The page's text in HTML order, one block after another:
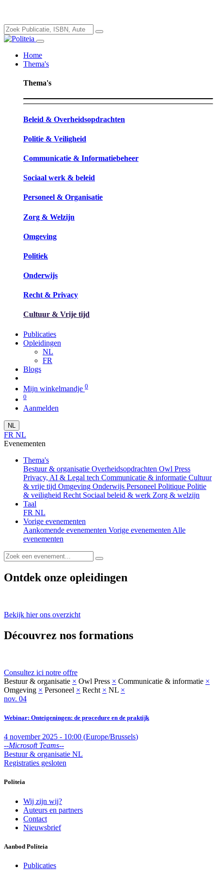
Home
Thema's
Thema's
Beleid & Overheidsopdrachten
Politie & Veiligheid
Communicatie & Informatiebeheer
Sociaal werk & beleid
Personeel & Organisatie
Zorg & Welzijn
Omgeving
Politiek​
Onderwijs
Recht & Privacy
Cultuur & Vrije tijd
Publicaties
Opleidingen
NL
FR
Blogs
Mijn winkelmandje 0
0
Aanmelden
NL
FR NL
Evenementen
Thema's
Bestuur & organisatie Overheidsopdrachten Owl Press
Privacy, AI & Legal tech Communicatie & informatie Cultuur
& vrije tijd Omgeving Onderwijs Personeel Politique Politie
& veiligheid Recht Sociaal beleid & werk Zorg & welzijn
Taal
FR NL
Vorige evenementen
Aankomende evenementen Vorige evenementen Alle
evenementen
Ontdek onze opleidingen
Bekijk hier ons overzicht
Découvrez nos formations
Consultez ici notre offre
Bestuur & organisatie × Owl Press × Communicatie & informatie ×
Omgeving × Personeel × Recht × NL ×
nov. 04
Webinar: Onteigeningen: de procedure en de praktijk
4 november 2025 - 10:00 (Europe/Brussels)
--Microsoft Teams--
Bestuur & organisatie NL
Registraties gesloten
Politeia
Wij zijn wij?
Auteurs en partners
Contact
Nieuwsbrief
Aanbod Politeia
Publicaties